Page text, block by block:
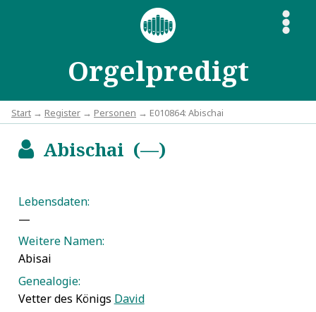
Orgelpredigt
S
Start → Register → Personen → E010864: Abischai
bAbischai (—)
Lebensdaten:
—
Weitere Namen:
Abisai
Genealogie:
Vetter des Königs David